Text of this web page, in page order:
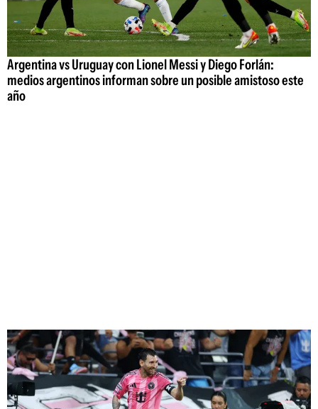
Argentina vs Uruguay con Lionel Messi y Diego Forlán:
medios argentinos informan sobre un posible amistoso este
año